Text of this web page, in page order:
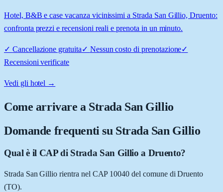
Hotel, B&B e case vacanza vicinissimi a Strada San Gillio, Druento:
confronta prezzi e recensioni reali e prenota in un minuto.
✓ Cancellazione gratuita✓ Nessun costo di prenotazione✓
Recensioni verificate
Vedi gli hotel →
Come arrivare a Strada San Gillio
Domande frequenti su Strada San Gillio
Qual è il CAP di Strada San Gillio a Druento?
Strada San Gillio rientra nel CAP 10040 del comune di Druento
(TO).